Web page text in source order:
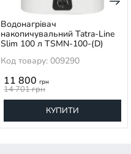
Водонагрівач
накопичувальний Tatra-Line
Slim 100 л TSMN-100-(D)
Код товару: 009290
11 800 грн
14 701грн
КУПИТИ